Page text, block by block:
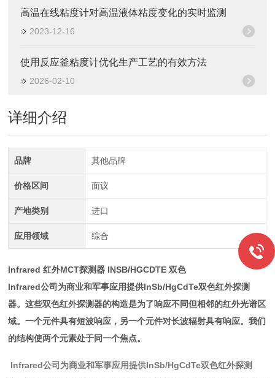
高温在线粘度计对高温液体粘度变化的实时监测
2023-12-16
使用反应釜粘度计优化生产工艺的有效方法
2026-02-10
详细介绍
品牌 其他品牌
价格区间 面议
产地类别 进口
应用领域 综合
Infrared 红外MCT探测器 INSB/HGCDTE 双色
Infrared公司为商业和军事应用提供InSb/HgCdTe双色红外探测
器。这些双色红外探测器的构造是为了响应不同但相邻的红外光谱区
域。一个元件具有短波响应，另一个元件对长波辐射具有响应。我们
的结构使两个元素处于同一个焦点。
Infrared公司为商业和军事应用提供InSb/HgCdTe双色红外探测